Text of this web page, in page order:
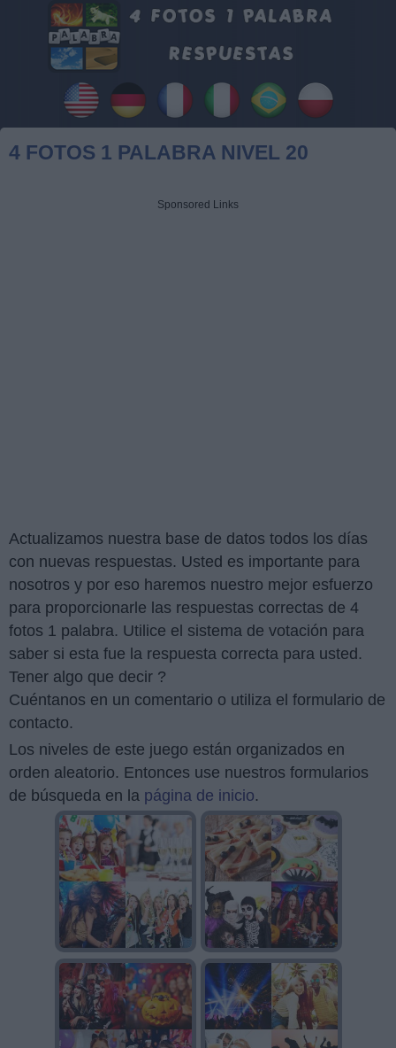
4 FOTOS 1 PALABRA NIVEL 20
Sponsored Links
Actualizamos nuestra base de datos todos los días
con nuevas respuestas. Usted es importante para
nosotros y por eso haremos nuestro mejor esfuerzo
para proporcionarle las respuestas correctas de 4
fotos 1 palabra. Utilice el sistema de votación para
saber si esta fue la respuesta correcta para usted.
Tener algo que decir ?
Cuéntanos en un comentario o utiliza el formulario de
contacto.
Los niveles de este juego están organizados en
orden aleatorio. Entonces use nuestros formularios
de búsqueda en la página de inicio.